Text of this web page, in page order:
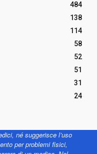
484
138
114
58
52
51
31
24
né suggerisce l’uso
per problemi fisici,